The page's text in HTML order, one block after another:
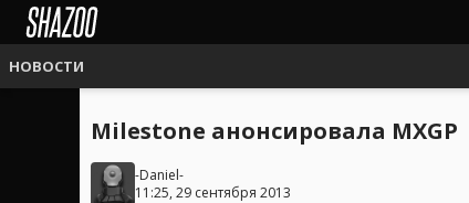
НОВОСТИ
Milestone анонсировала MXGP
-Daniel-
11:25, 29 сентября 2013